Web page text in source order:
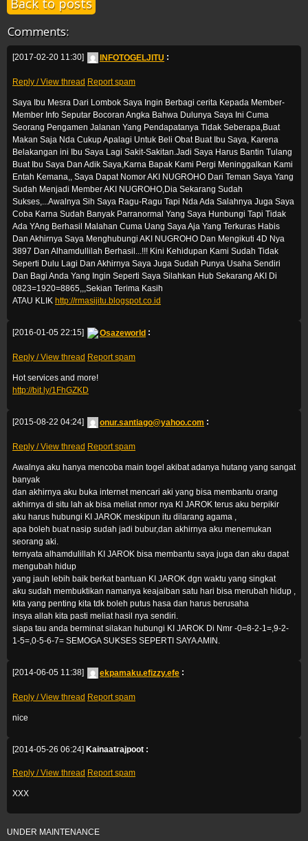
Back to posts
Comments:
[2017-02-20 11:30] INFOTOGELJITU :
Reply / View thread Report spam
Saya Ibu Mesra Dari Lombok Saya Ingin Berbagi cerita Kepada Member-
Member Info Seputar Bocoran Angka Bahwa Dulunya Saya Ini Cuma
Seorang Pengamen Jalanan Yang Pendapatanya Tidak Seberapa,Buat
Makan Saja Nda Cukup Apalagi Untuk Beli Obat Buat Ibu Saya, Karena
Belakangan ini Ibu Saya Lagi Sakit-Sakitan.Jadi Saya Harus Bantin Tulang
Buat Ibu Saya Dan Adik Saya,Karna Bapak Kami Pergi Meninggalkan Kami
Entah Kemana,, Saya Dapat Nomor AKI NUGROHO Dari Teman Saya Yang
Sudah Menjadi Member AKI NUGROHO,Dia Sekarang Sudah
Sukses,...Awalnya Sih Saya Ragu-Ragu Tapi Nda Ada Salahnya Juga Saya
Coba Karna Sudah Banyak Parranormal Yang Saya Hunbungi Tapi Tidak
Ada YAng Berhasil Malahan Cuma Uang Saya Aja Yang Terkuras Habis
Dan Akhirnya Saya Menghubungi AKI NUGROHO Dan Mengikuti 4D Nya
3897 Dan Alhamdullilah Berhasil...!!! Kini Kehidupan Kami Sudah Tidak
Seperti Dulu Lagi Dan Akhirnya Saya Juga Sudah Punya Usaha Sendiri
Dan Bagi Anda Yang Ingin Seperti Saya Silahkan Hub Sekarang AKI Di
0823=1920=8865,,,Sekian Terima Kasih
ATAU KLIK http://rmasijitu.blogspot.co.id
[2016-01-05 22:15] Osazeworld :
Reply / View thread Report spam
Hot services and more!
http://bit.ly/1FhGZKD
[2015-08-22 04:24] onur.santiago@yahoo.com :
Reply / View thread Report spam
Awalnya aku hanya mencoba main togel akibat adanya hutang yang sangat
banyak
dan akhirnya aku buka internet mencari aki yang bisa membantu orang
akhirnya di situ lah ak bisa meliat nmor nya KI JAROK terus aku berpikir
aku harus hubungi KI JAROK meskipun itu dilarang agama ,
apa boleh buat nasip sudah jadi bubur,dan akhirnya aku menemukan
seorang aki.
ternyata alhamdulillah KI JAROK bisa membantu saya juga dan aku dapat
mengubah hidup
yang jauh lebih baik berkat bantuan KI JAROK dgn waktu yang singkat
aku sudah membuktikan namanya keajaiban satu hari bisa merubah hidup ,
kita yang penting kita tdk boleh putus hasa dan harus berusaha
insya allah kita pasti meliat hasil nya sendiri.
siapa tau anda berminat silakan hubungi KI JAROK Di Nmr -0=8-2-1=,9-2-
1-5=,0-5-6-7= SEMOGA SUKSES SEPERTI SAYA AMIN.
[2014-06-05 11:38] ekpamaku.efizzy.efe :
Reply / View thread Report spam
nice
[2014-05-26 06:24] Kainaatrajpoot :
Reply / View thread Report spam
XXX
UNDER MAINTENANCE